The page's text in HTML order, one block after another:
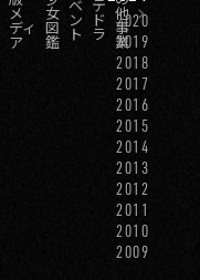
2020
2019
2018
2017
2016
2015
2014
2013
2012
2011
2010
2009
メ
ディ
ア
女
図
鑑
ベ
ン
ト
テ
ド
ラ
他
事
業